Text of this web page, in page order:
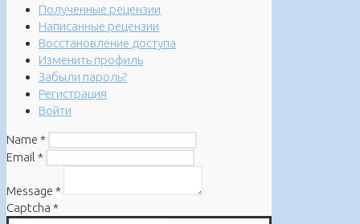
Полученные рецензии
Написанные рецензии
Восстановление доступа
Изменить профиль
Забыли пароль?
Регистрация
Войти
Name *
Email *
Message *
Captcha *